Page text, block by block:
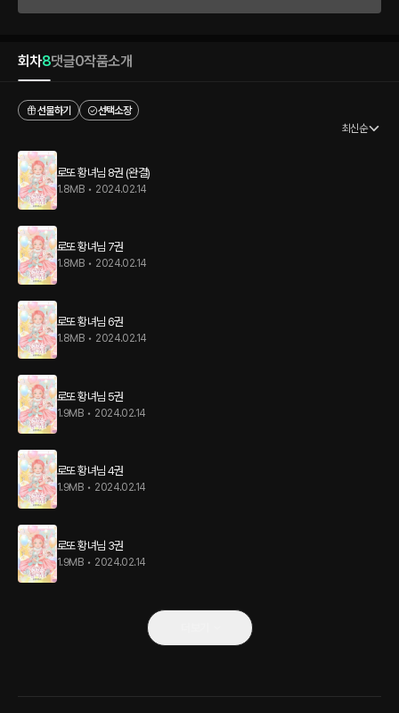
회차8댓글0작품소개
선물하기
선택소장
최신순
로또 황녀님 8권 (완결)
1.8MB • 2024.02.14
로또 황녀님 7권
1.8MB • 2024.02.14
로또 황녀님 6권
1.8MB • 2024.02.14
로또 황녀님 5권
1.9MB • 2024.02.14
로또 황녀님 4권
1.9MB • 2024.02.14
로또 황녀님 3권
1.9MB • 2024.02.14